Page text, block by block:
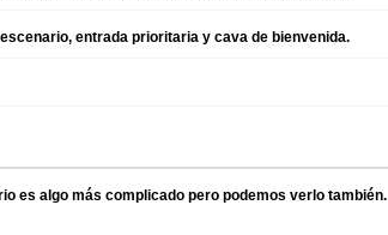
entrada prioritaria y cava de bienvenida.
es algo más complicado pero podemos verlo también.